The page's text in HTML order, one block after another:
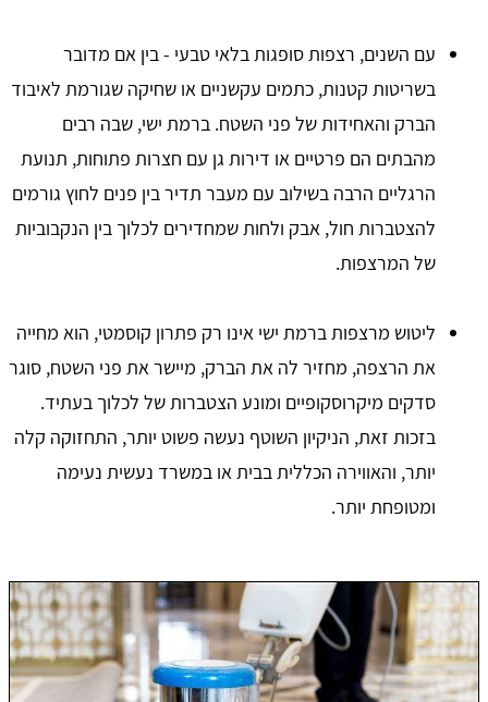
עם השנים, רצפות סופגות בלאי טבעי - בין אם מדובר
בשריטות קטנות, כתמים עקשניים או שחיקה שגורמת לאיבוד
הברק והאחידות של פני השטח. ברמת ישי, שבה רבים
מהבתים הם פרטיים או דירות גן עם חצרות פתוחות, תנועת
הרגליים הרבה בשילוב עם מעבר תדיר בין פנים לחוץ גורמים
להצטברות חול, אבק ולחות שמחדירים לכלוך בין הנקבוביות
של המרצפות.
ליטוש מרצפות ברמת ישי אינו רק פתרון קוסמטי, הוא מחייה
את הרצפה, מחזיר לה את הברק, מיישר את פני השטח, סוגר
סדקים מיקרוסקופיים ומונע הצטברות של לכלוך בעתיד.
בזכות זאת, הניקיון השוטף נעשה פשוט יותר, התחזוקה קלה
יותר, והאווירה הכללית בבית או במשרד נעשית נעימה
ומטופחת יותר.